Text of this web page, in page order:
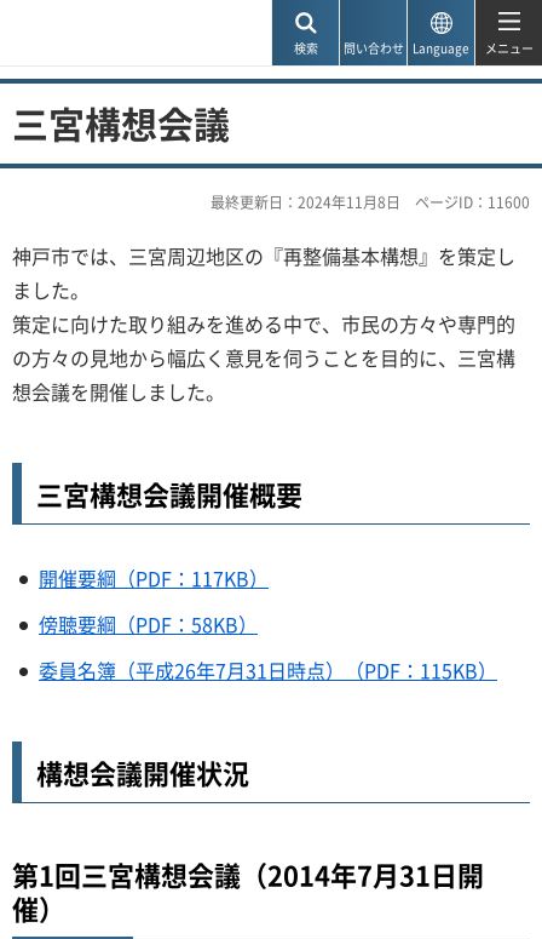
検索 問い合わせ Language メニュー
三宮構想会議
最終更新日：2024年11月8日 ページID：11600
神戸市では、三宮周辺地区の『再整備基本構想』を策定し
ました。
策定に向けた取り組みを進める中で、市民の方々や専門的
の方々の見地から幅広く意見を伺うことを目的に、三宮構
想会議を開催しました。
三宮構想会議開催概要
開催要綱（PDF：117KB）
傍聴要綱（PDF：58KB）
委員名簿（平成26年7月31日時点）（PDF：115KB）
構想会議開催状況
第1回三宮構想会議（2014年7月31日開
催）